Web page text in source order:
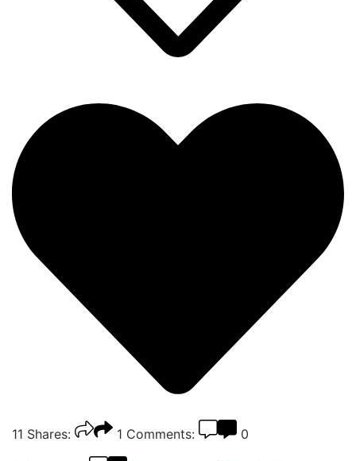
11 Shares: 1 Comments: 0